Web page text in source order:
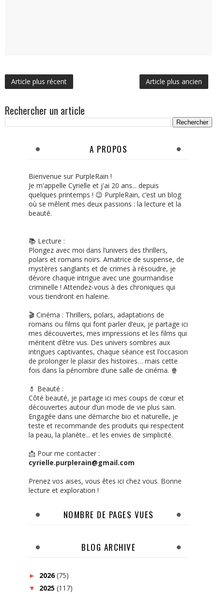
Article plus récent Article plus ancien
Rechercher un article
A PROPOS
Bienvenue sur PurpleRain !
Je m'appelle Cyrielle et j'ai 20 ans... depuis
quelques printemps ! 😉 PurpleRain, c’est un blog
où se mêlent mes deux passions : la lecture et la
beauté.
📚 Lecture :
Plongez avec moi dans l’univers des thrillers,
polars et romans noirs. Amatrice de suspense, de
mystères sanglants et de crimes à résoudre, je
dévore chaque intrigue avec une gourmandise
criminelle ! Attendez-vous à des chroniques qui
vous tiendront en haleine.
🎬 Cinéma : Thrillers, polars, adaptations de
romans ou films qui font parler d’eux, je partage ici
mes découvertes, mes impressions et les films qui
méritent d’être vus. Des univers sombres aux
intrigues captivantes, chaque séance est l’occasion
de prolonger le plaisir des histoires… mais cette
fois dans la pénombre d’une salle de cinéma. 🍿
💄 Beauté :
Côté beauté, je partage ici mes coups de cœur et
découvertes autour d’un mode de vie plus sain.
Engagée dans une démarche bio et naturelle, je
teste et recommande des produits qui respectent
la peau, la planète... et les envies de simplicité.
📩 Pour me contacter :
cyrielle.purplerain@gmail.com
Prenez vos aises, vous êtes ici chez vous. Bonne
lecture et exploration !
NOMBRE DE PAGES VUES
BLOG ARCHIVE
► 2026(75)
▼ 2025 (117)